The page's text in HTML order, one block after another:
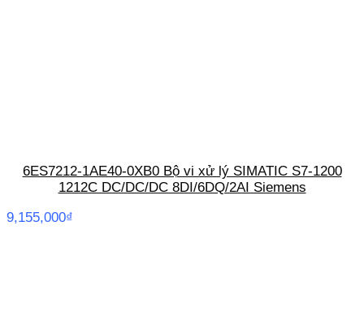
6ES7212-1AE40-0XB0 Bộ vi xử lý SIMATIC S7-1200
1212C DC/DC/DC 8DI/6DQ/2AI Siemens
9,155,000₫